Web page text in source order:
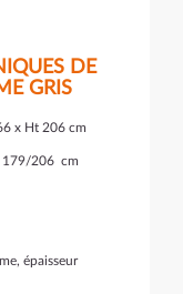
DE
GRIS
x Ht 206 cm
179/206 cm
épaisseur